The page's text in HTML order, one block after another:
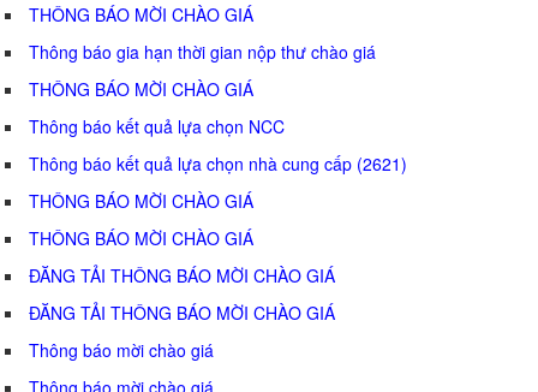
THÔNG BÁO MỜI CHÀO GIÁ
Thông báo gia hạn thời gian nộp thư chào giá
THÔNG BÁO MỜI CHÀO GIÁ
Thông báo kết quả lựa chọn NCC
Thông báo kết quả lựa chọn nhà cung cấp (2621)
THÔNG BÁO MỜI CHÀO GIÁ
THÔNG BÁO MỜI CHÀO GIÁ
ĐĂNG TẢI THÔNG BÁO MỜI CHÀO GIÁ
ĐĂNG TẢI THÔNG BÁO MỜI CHÀO GIÁ
Thông báo mời chào giá
Thông báo mời chào giá